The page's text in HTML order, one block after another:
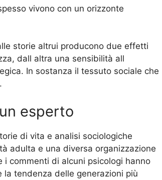
vivono con un orizzonte
storie altrui producono due effetti
dall altra una sensibilità all
In sostanza il tessuto sociale che
esperto
di vita e analisi sociologiche
adulta e una diversa organizzazione
commenti di alcuni psicologi hanno
tendenza delle generazioni più